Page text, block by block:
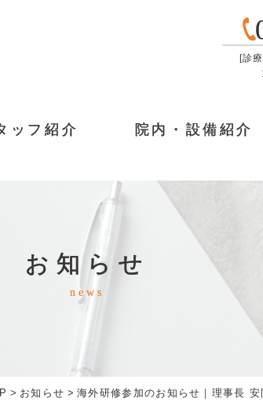
[診
ッフ紹介 院内・設備紹介
お知らせ
news
> お知らせ >海外研修参加のお知らせ｜理事長